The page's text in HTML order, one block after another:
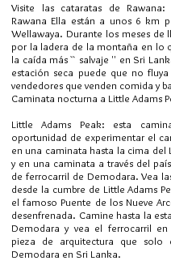
Visite las cataratas de
Rawana Ella están a unos 6 km
Wellawaya. Durante los meses de
por la ladera de la montaña en lo
la caída más `` salvaje '' en Sri
estación seca puede que no
vendedores que venden comida y
Caminata nocturna a Little Adams
Little Adams Peak: esta
oportunidad de experimentar el
en una caminata hasta la cima del
y en una caminata a través del
de ferrocarril de Demodara. Vea
desde la cumbre de Little Adams
el famoso Puente de los Nueve
desenfrenada. Camine hasta la
Demodara y vea el ferrocarril
pieza de arquitectura que solo
Demodara en Sri Lanka.